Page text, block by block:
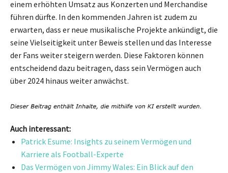
einem erhöhten Umsatz aus Konzerten und Merchandise
führen dürfte. In den kommenden Jahren ist zudem zu
erwarten, dass er neue musikalische Projekte ankündigt, die
seine Vielseitigkeit unter Beweis stellen und das Interesse
der Fans weiter steigern werden. Diese Faktoren können
entscheidend dazu beitragen, dass sein Vermögen auch
über 2024 hinaus weiter anwächst.
Auch interessant:
Patrick Esume: Insights zu seinem Vermögen und
Karriere als Football-Experte
Das Vermögen von Jimmy Wales: Ein Blick auf den